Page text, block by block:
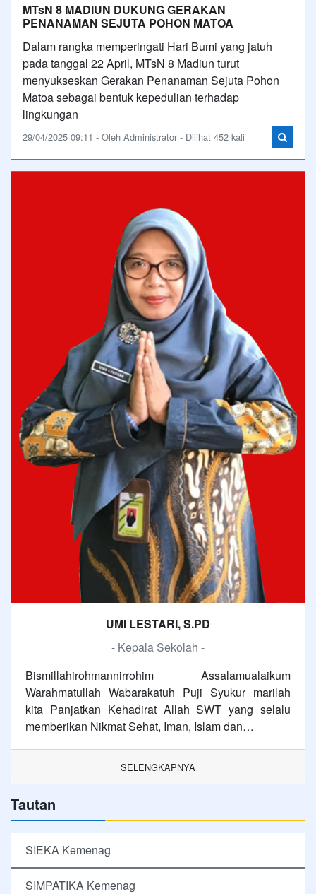
MTsN 8 MADIUN DUKUNG GERAKAN
PENANAMAN SEJUTA POHON MATOA
Dalam rangka memperingati Hari Bumi yang jatuh
pada tanggal 22 April, MTsN 8 Madiun turut
menyukseskan Gerakan Penanaman Sejuta Pohon
Matoa sebagai bentuk kepedulian terhadap
lingkungan
29/04/2025 09:11 - Oleh Administrator - Dilihat 452 kali
UMI LESTARI, S.PD
- Kepala Sekolah -
Bismillahirohmannirrohim Assalamualaikum
Warahmatullah Wabarakatuh Puji Syukur marilah
kita Panjatkan Kehadirat Allah SWT yang selalu
memberikan Nikmat Sehat, Iman, Islam dan…
SELENGKAPNYA
Tautan
SIEKA Kemenag
SIMPATIKA Kemenag